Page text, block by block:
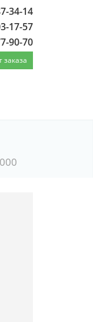
34-14
17-57
90-70
заказа